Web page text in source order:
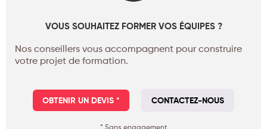
VOUS SOUHAITEZ FORMER VOS ÉQUIPES ?
Nos conseillers vous accompagnent pour construire
votre projet de formation.
OBTENIR UN DEVIS * CONTACTEZ-NOUS
* Sans engagement